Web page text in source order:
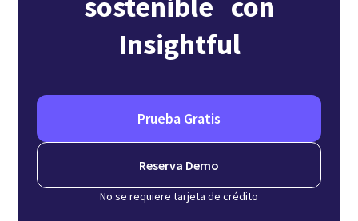
Insightful
Prueba Gratis
Reserva Demo
No se requiere tarjeta de crédito